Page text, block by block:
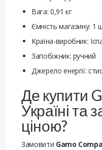
Вага: 0,91 кг
Ємність магазину: 1
Країна-виробник:
Запобіжник: ручний
Джерело енергії:
Де купити
Україні та
ціною?
Замовити Gamo